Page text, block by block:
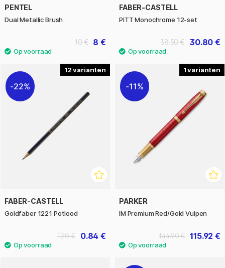
PENTEL
Dual Metallic Brush
8 €
10 €
FABER-CASTELL
PITT Monochrome 12-set
30.80 €
38.50 €
12
22%
FABER-CASTELL
Goldfaber 1221 Potlood
0.84 €
1.20 €
1
11%
PARKER
IM Premium Red/Gold Vulpen
115.92 €
144.90 €